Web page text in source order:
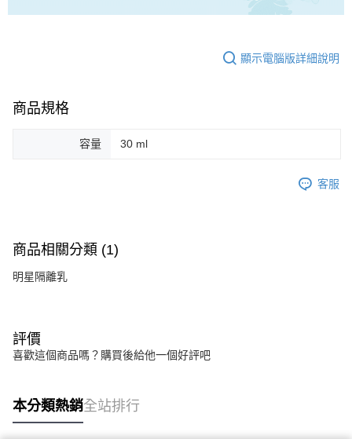
顯示電腦版詳細說明
商品規格
容量 30 ml
客服
商品相關分類 (1)
明星隔離乳
評價
喜歡這個商品嗎？購買後給他一個好評吧
本分類熱銷全站排行